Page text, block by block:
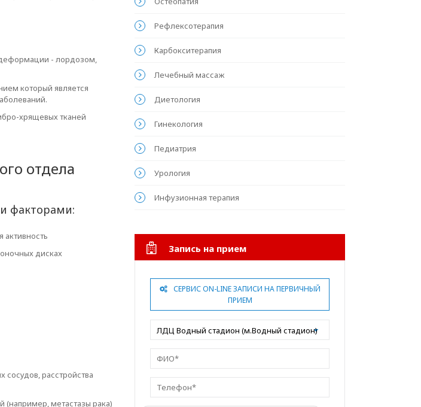
- лордозом,
который является
хрящевых тканей
отдела
факторами:
активность
дисках
расстройства
метастазы рака)
Рефлексотерапия
Карбокситерапия
Лечебный массаж
Диетология
Гинекология
Педиатрия
Урология
Инфузионная терапия
Запись на прием
СЕРВИС ON-LINE ЗАПИСИ НА ПЕРВИЧНЫЙ
ПРИЕМ